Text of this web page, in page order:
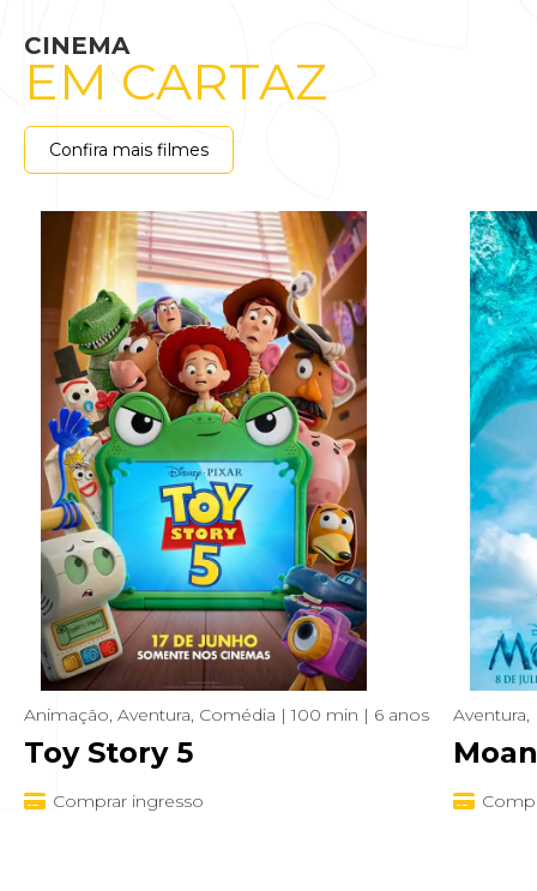
CINEMA
EM CARTAZ
Confira mais filmes
Animação, Aventura, Comédia | 100 min | 6 anos
Toy Story 5
Comprar ingresso
Aventura,